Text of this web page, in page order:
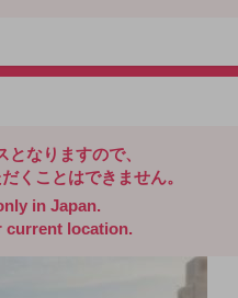
なりますので、
くことはできません。
in Japan.
current location.